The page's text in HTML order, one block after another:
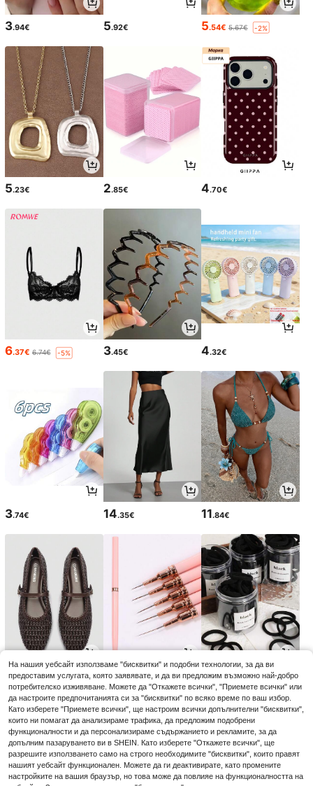
3.94€ 5.92€ 5.54€ 5.67€ -2%
5.23€ 2.85€ 4.70€
6.37€ 6.74€ -5% 3.45€ 4.32€
3.74€ 14.35€ 11.84€
17.80€ 3.54€3.58€ -1% 2.78€
На нашия уебсайт използваме "бисквитки" и подобни технологии, за да ви
предоставим услугата, която заявявате, и да ви предложим възможно най-добро
потребителско изживяване. Можете да "Откажете всички", "Приемете всички" или
да настроите предпочитанията си за "бисквитки" по всяко време по ваш избор.
Като изберете "Приемете всички", ще настроим всички допълнителни "бисквитки",
които ни помагат да анализираме трафика, да предложим подобрени
функционалности и да персонализираме съдържанието и рекламите, за да
допълним пазаруването ви в SHEIN. Като изберете "Откажете всички", ще
разрешите използването само на строго необходимите "бисквитки", които правят
нашият уебсайт функционален. Можете да ги деактивирате, като промените
настройките на вашия браузър, но това може да повлияе на функционалността на